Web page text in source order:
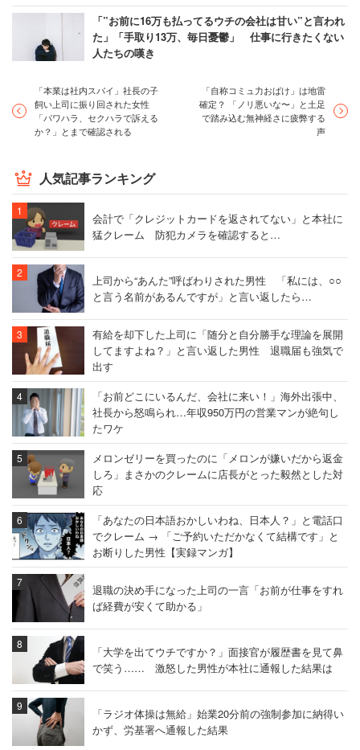
「”お前に16万も払ってるウチの会社は甘い”と言われ
た」「手取り13万、毎日憂鬱」 仕事に行きたくない
人たちの嘆き
「本業は社内スパイ」社長の子
飼い上司に振り回された女性
「パワハラ、セクハラで訴える
か？」とまで確認される
「自称コミュ力おばけ」は地雷
確定？ 「ノリ悪いな〜」と土足
で踏み込む無神経さに疲弊する
声
人気記事ランキング
会計で「クレジットカードを返されてない」と本社に
猛クレーム 防犯カメラを確認すると…
上司から“あんた”呼ばわりされた男性 「私には、○○
と言う名前があるんですが」と言い返したら…
有給を却下した上司に「随分と自分勝手な理論を展開
してますよね？」と言い返した男性 退職届も強気で
出す
「お前どこにいるんだ、会社に来い！」海外出張中、
社長から怒鳴られ…年収950万円の営業マンが絶句し
たワケ
メロンゼリーを買ったのに「メロンが嫌いだから返金
しろ」まさかのクレームに店長がとった毅然とした対
応
「あなたの日本語おかしいわね、日本人？」と電話口
でクレーム → 「ご予約いただかなくて結構です」と
お断りした男性【実録マンガ】
退職の決め手になった上司の一言「お前が仕事をすれ
ば経費が安くて助かる」
「大学を出てウチですか？」面接官が履歴書を見て鼻
で笑う…… 激怒した男性が本社に通報した結果は
「ラジオ体操は無給」始業20分前の強制参加に納得い
かず、労基署へ通報した結果